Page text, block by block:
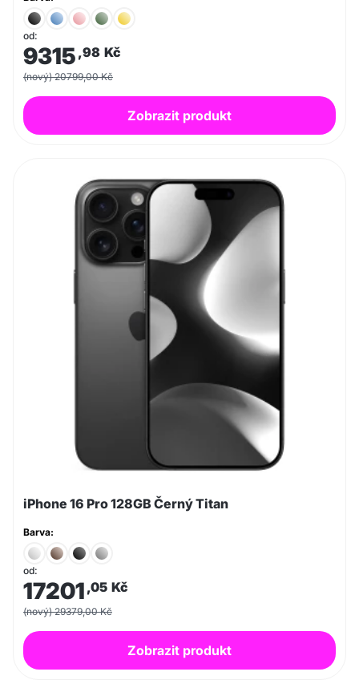
od:
9315 ,98 Kč
(nový) 20799,00 Kč
Zobrazit produkt
iPhone 16 Pro 128GB Černý Titan
Barva:
od:
17201 ,05 Kč
(nový) 29379,00 Kč
Zobrazit produkt